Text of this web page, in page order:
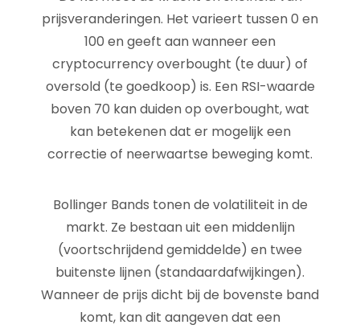
prijsveranderingen. Het varieert tussen 0 en
100 en geeft aan wanneer een
cryptocurrency overbought (te duur) of
oversold (te goedkoop) is. Een RSI-waarde
boven 70 kan duiden op overbought, wat
kan betekenen dat er mogelijk een
correctie of neerwaartse beweging komt.
Bollinger Bands tonen de volatiliteit in de
markt. Ze bestaan uit een middenlijn
(voortschrijdend gemiddelde) en twee
buitenste lijnen (standaardafwijkingen).
Wanneer de prijs dicht bij de bovenste band
komt, kan dit aangeven dat een